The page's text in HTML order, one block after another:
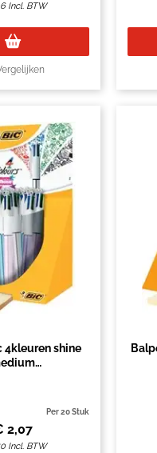
Incl. BTW
4kleuren shine
Per 20 Stuk
2,07
Incl. BTW